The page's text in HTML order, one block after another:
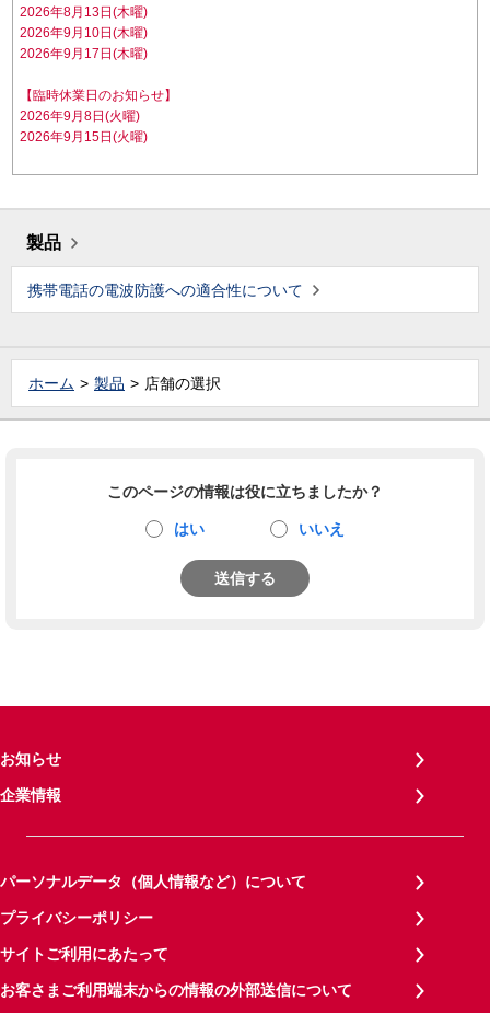
2026年8月13日(木曜)
2026年9月10日(木曜)
2026年9月17日(木曜)
【臨時休業日のお知らせ】
2026年9月8日(火曜)
2026年9月15日(火曜)
製品
携帯電話の電波防護への適合性について
ホーム 製品 店舗の選択
このページの情報は役に立ちましたか？
はい いいえ
送信する
お知らせ
企業情報
パーソナルデータ（個人情報など）について
プライバシーポリシー
サイトご利用にあたって
お客さまご利用端末からの情報の外部送信について